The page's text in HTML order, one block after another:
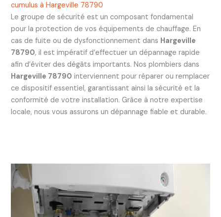
cumulus à Hargeville 78790
Le groupe de sécurité est un composant fondamental
pour la protection de vos équipements de chauffage. En
cas de fuite ou de dysfonctionnement dans Hargeville
78790, il est impératif d’effectuer un dépannage rapide
afin d’éviter des dégâts importants. Nos plombiers dans
Hargeville 78790 interviennent pour réparer ou remplacer
ce dispositif essentiel, garantissant ainsi la sécurité et la
conformité de votre installation. Grâce à notre expertise
locale, nous vous assurons un dépannage fiable et durable.